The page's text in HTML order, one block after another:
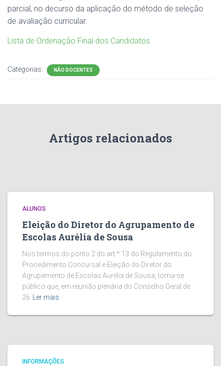
parcial, no decurso da aplicação do método de seleção
de avaliação curricular.
Lista de Ordenação Final dos Candidatos
Categorias: NÃO DOCENTES
Artigos relacionados
ALUNOS
Eleição do Diretor do Agrupamento de
Escolas Aurélia de Sousa
Nos termos do ponto 2 do art.º 13 do Regulamento do
Procedimento Concursal e Eleição do Diretor do
Agrupamento de Escolas Aurélia de Sousa, torna-se
público que, em reunião plenária do Conselho Geral de
26
Ler mais
INFORMAÇÕES